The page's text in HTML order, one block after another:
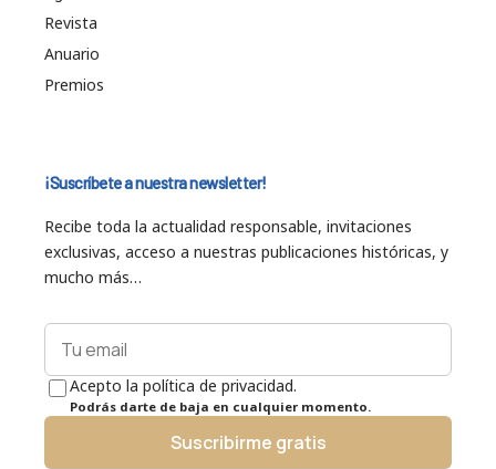
Revista
Anuario
Premios
¡Suscríbete a nuestra newsletter!
Recibe toda la actualidad responsable, invitaciones
exclusivas, acceso a nuestras publicaciones históricas, y
mucho más…
Acepto la política de privacidad.
Podrás darte de baja en cualquier momento.
Suscribirme gratis